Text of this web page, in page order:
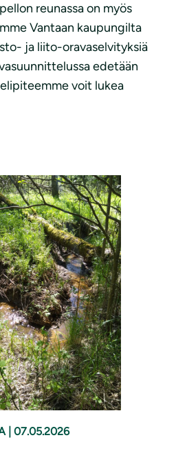
reunassa on myös
Vantaan kaupungilta
ja liito-oravaselvityksiä
edetään
voit lukea
07.05.2026